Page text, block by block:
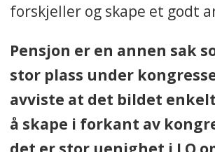
forskjeller og skape et godt
Pensjon er en annen sak
stor plass under
avviste at det bildet
å skape i forkant av